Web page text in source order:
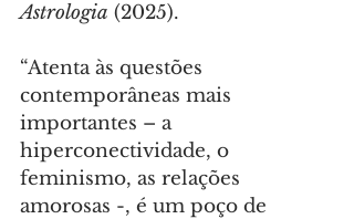
Astrologia (2025).
“Atenta às questões
contemporâneas mais
importantes – a
hiperconectividade, o
feminismo, as relações
amorosas -, é um poço de